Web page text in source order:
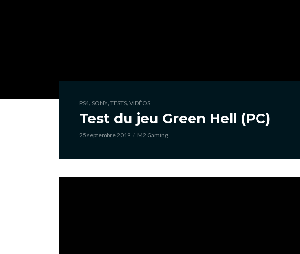
PS4, SONY, TESTS, VIDÉOS
Test du jeu Green Hell (PC)
25 septembre 2019 M2 Gaming